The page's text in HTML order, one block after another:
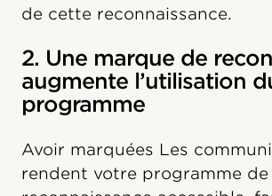
de cette reconnaissance.
2. Une marque de
augmente l’utilisation
programme
Avoir marquées Les
rendent votre programme de